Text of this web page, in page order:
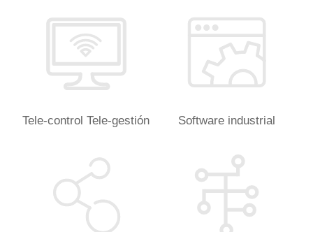
Tele-control Tele-gestión Software industrial